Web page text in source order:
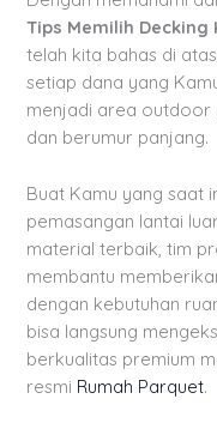
Tips Memilih
telah kita bahas di
setiap dana yang
menjadi area outdoor
dan berumur panjang.
Buat Kamu yang saat
pemasangan lantai
material terbaik, tim
membantu
dengan kebutuhan
bisa langsung
berkualitas premium
resmi Rumah Parquet.